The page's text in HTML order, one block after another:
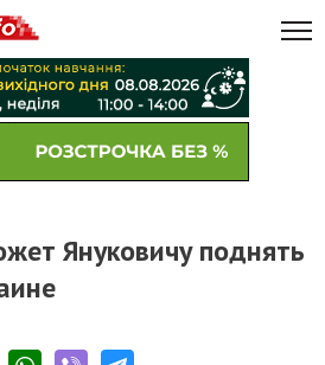
Януковичу поднять